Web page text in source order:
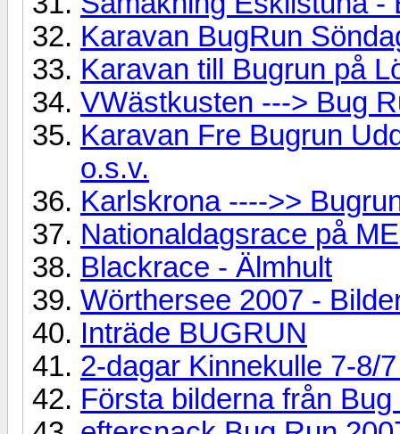
Karavan BugRun
Karavan till Bugrun på
VWästkusten ---> Bug
Karavan Fre Bugrun
o.s.v.
Karlskrona ---->>
Nationaldagsrace på
Blackrace - Älmhult
Wörthersee 2007 -
Inträde BUGRUN
2-dagar Kinnekulle 7-8/
Första bilderna från